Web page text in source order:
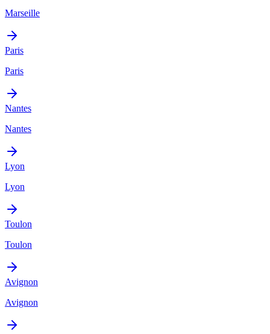
Marseille
Paris
Paris
Nantes
Nantes
Lyon
Lyon
Toulon
Toulon
Avignon
Avignon